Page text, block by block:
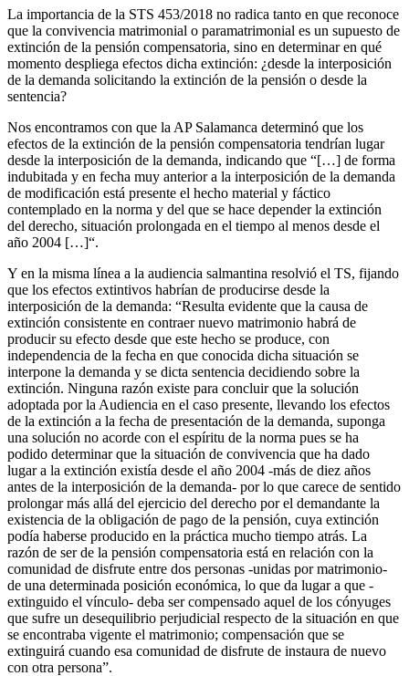
La importancia de la STS 453/2018 no radica tanto en que reconoce
que la convivencia matrimonial o paramatrimonial es un supuesto de
extinción de la pensión compensatoria, sino en determinar en qué
momento despliega efectos dicha extinción: ¿desde la interposición
de la demanda solicitando la extinción de la pensión o desde la
sentencia?
Nos encontramos con que la AP Salamanca determinó que los
efectos de la extinción de la pensión compensatoria tendrían lugar
desde la interposición de la demanda, indicando que “[…] de forma
indubitada y en fecha muy anterior a la interposición de la demanda
de modificación está presente el hecho material y fáctico
contemplado en la norma y del que se hace depender la extinción
del derecho, situación prolongada en el tiempo al menos desde el
año 2004 […]“.
Y en la misma línea a la audiencia salmantina resolvió el TS, fijando
que los efectos extintivos habrían de producirse desde la
interposición de la demanda: “Resulta evidente que la causa de
extinción consistente en contraer nuevo matrimonio habrá de
producir su efecto desde que este hecho se produce, con
independencia de la fecha en que conocida dicha situación se
interpone la demanda y se dicta sentencia decidiendo sobre la
extinción. Ninguna razón existe para concluir que la solución
adoptada por la Audiencia en el caso presente, llevando los efectos
de la extinción a la fecha de presentación de la demanda, suponga
una solución no acorde con el espíritu de la norma pues se ha
podido determinar que la situación de convivencia que ha dado
lugar a la extinción existía desde el año 2004 -más de diez años
antes de la interposición de la demanda- por lo que carece de sentido
prolongar más allá del ejercicio del derecho por el demandante la
existencia de la obligación de pago de la pensión, cuya extinción
podía haberse producido en la práctica mucho tiempo atrás. La
razón de ser de la pensión compensatoria está en relación con la
comunidad de disfrute entre dos personas -unidas por matrimonio-
de una determinada posición económica, lo que da lugar a que -
extinguido el vínculo- deba ser compensado aquel de los cónyuges
que sufre un desequilibrio perjudicial respecto de la situación en que
se encontraba vigente el matrimonio; compensación que se
extinguirá cuando esa comunidad de disfrute de instaura de nuevo
con otra persona”.